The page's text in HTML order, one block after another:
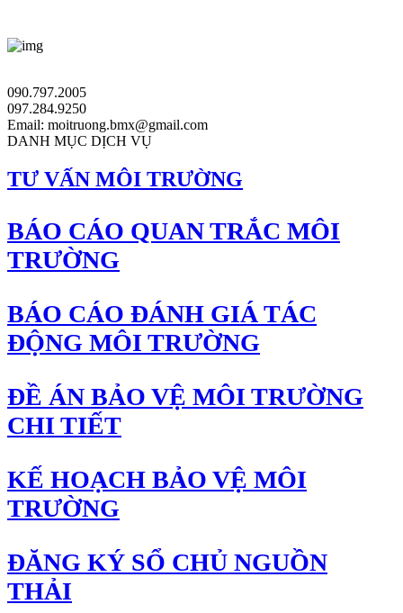
090.797.2005
097.284.9250
Email: moitruong.bmx@gmail.com
DANH MỤC DỊCH VỤ
TƯ VẤN MÔI TRƯỜNG
BÁO CÁO QUAN TRẮC MÔI
TRƯỜNG
BÁO CÁO ĐÁNH GIÁ TÁC
ĐỘNG MÔI TRƯỜNG
ĐỀ ÁN BẢO VỆ MÔI TRƯỜNG
CHI TIẾT
KẾ HOẠCH BẢO VỆ MÔI
TRƯỜNG
ĐĂNG KÝ SỔ CHỦ NGUỒN
THẢI